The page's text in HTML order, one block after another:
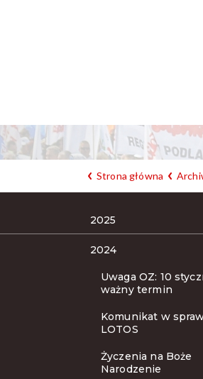
Strona główna
2025
2024
Uwaga OZ: 10
ważny termin
Komunikat w
LOTOS
Życzenia na Boże
Narodzenie